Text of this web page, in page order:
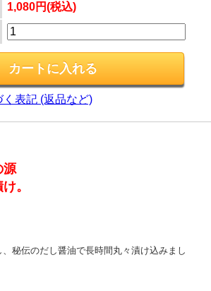
1,080円(税込)
表記 (返品など)
源
。
秘伝のだし醤油で長時間丸々漬け込みまし